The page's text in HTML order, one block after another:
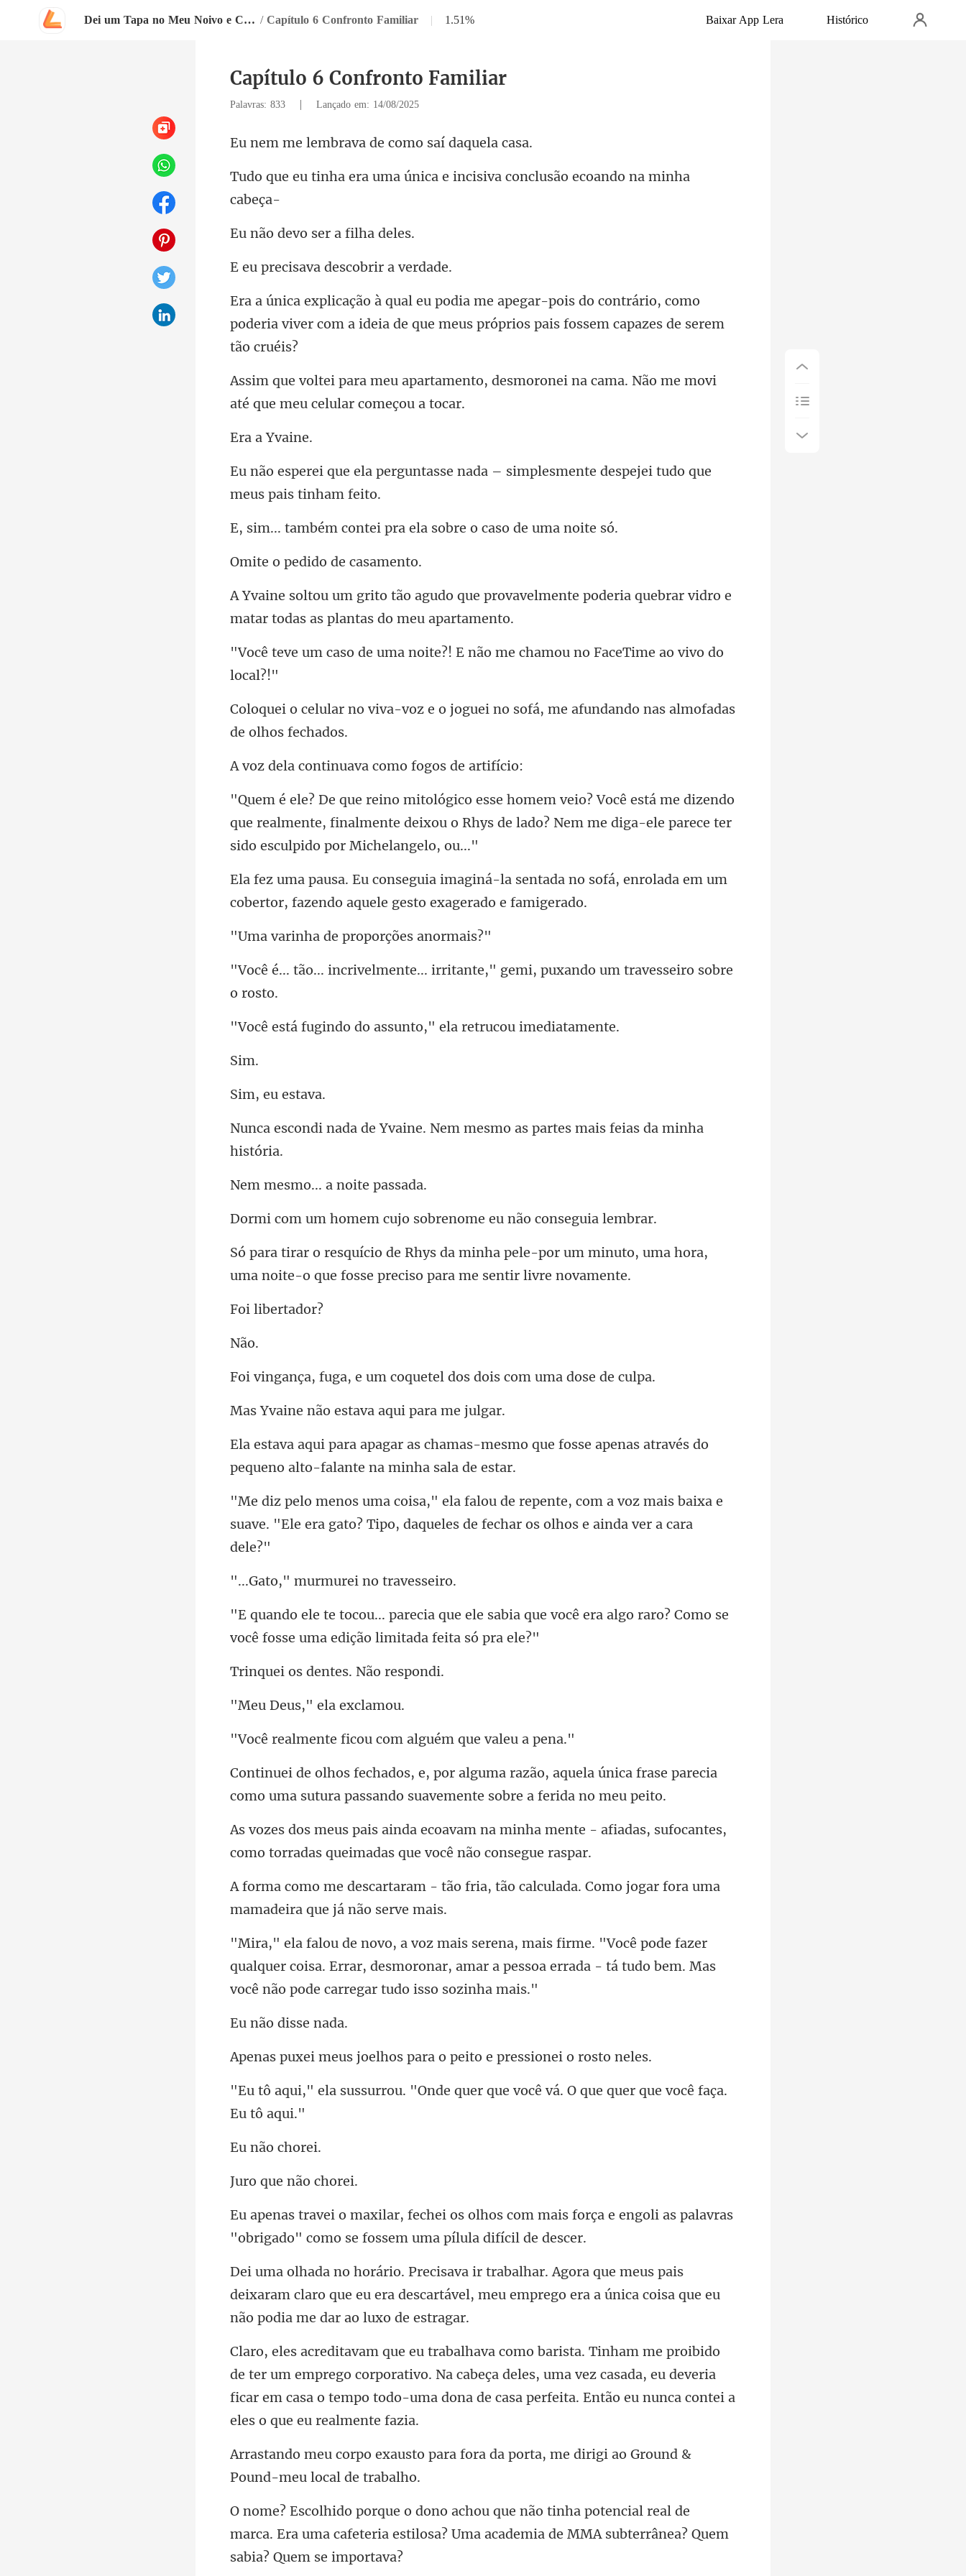
Dei um Tapa no Meu Noivo e Casei com o Bilionário Inimigo Dele / Capítulo 6 Confronto Familiar | 1.51% Baixar App Lera Histórico
Capítulo 6 Confronto Familiar
Palavras: 833 | Lançado em: 14/08/2025
rava de como s
única e incisiva conclus
o ser a fi
ava descobr
do contrário, como
poderia viver com a ideia de que
to, desmoronei na cama. Não me movi
a Yv
se nada – simplesmente despejei
tei pra ela sobre o
edido de
provavelmente poderia quebrar vidro e
m
oite?! E não me chamou no F
o joguei no sofá, me afundando
inuava como fog
me dizendo
que realmente, finalmente deixou o Rhys de lado? Ne
sentada no sofá, enrolada em um
cobertor, f
de proporçõ
e... irritante," gemi, puxando
do assunto," ela re
i
eu es
ne. Nem mesmo as partes ma
... a noi
cujo sobrenome eu n
ele-por um minuto, uma hora,
uma noite-o que
ibert
ã
um coquetel dos dois
estava aqui p
mesmo que fosse apenas através do
pequ
com a voz mais baixa e
suave. "Ele era gato? Tipo,
murmurei no
abia que você era algo raro? Como se
você f
dentes. Nã
s," ela
icou com alguém q
o, aquela única frase parecia
como uma sutura p
nha mente - afiadas, sufocantes,
como torr
ria, tão calculada. Como jogar fora
ode fazer
qualquer coisa. Errar, desmoronar, amar a pessoa errada
disse
hos para o peito e pre
Onde quer que você vá. O que q
ão c
ue não
om mais força e engoli as palavras
"obrigado"
meus pais
deixaram claro que eu era descartável, meu emprego
mprego corporativo. Na cabeça deles, uma vez casada, eu deveria
ficar em casa o tempo
fora da porta, me dirigi ao Grou
ncial real de
marca. Era uma cafeteria estilosa? Uma aca